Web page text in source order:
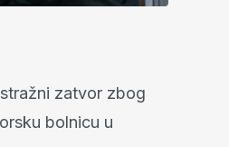
zatvor zbog
bolnicu u